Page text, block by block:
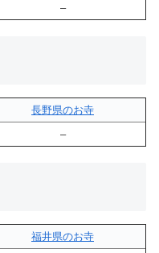
–
長野県のお寺
–
福井県のお寺